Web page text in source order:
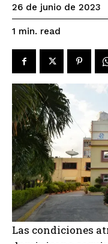
26 de junio de 2023
1 min. read
Las condiciones